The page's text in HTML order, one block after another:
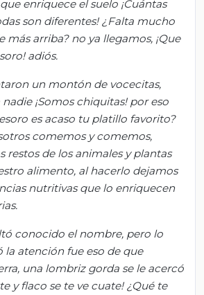
enriquece el suelo ¡Cuántas
son diferentes! ¿Falta mucho
más arriba?no ya llegamos, ¡Que
adiós.
un montón de vocecitas,
¡Somos chiquitas! por eso
es acaso tu platillo favorito?
comemos y comemos,
restos de los animales y plantas
tro alimento, al hacerlo dejamos
s nutritivas que lo enriquecen
conocido el nombre, pero lo
la atención fue eso de que
una lombriz gorda se le acercó
y flaco se te ve cuate! ¿Qué te